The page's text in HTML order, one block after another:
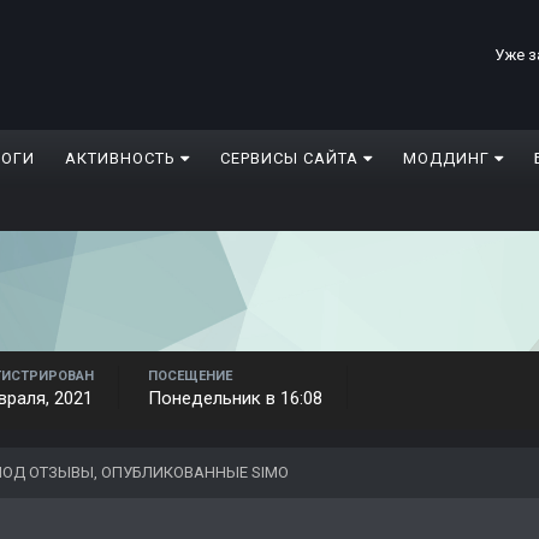
Уже
АКТИВНОСТЬ СЕРВИСЫ САЙТА МОДДИНГ
2021
ПОСЕЩЕНИЕ
Понедельник в 16:08
ОТЗЫВЫ, ОПУБЛИКОВАННЫЕ SIMO